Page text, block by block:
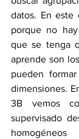
datos. En este
porque no
que se tenga
aprende son
pueden
dimensiones.
3B vemos
supervisado